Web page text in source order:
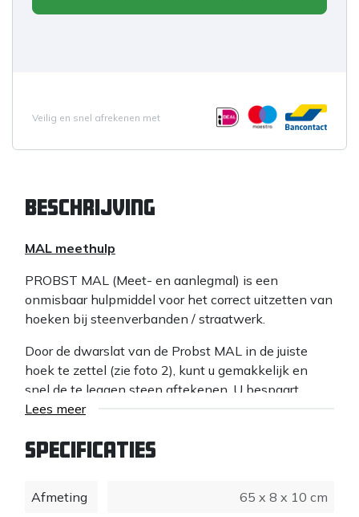
Veilig en snel afrekenen met
Beschrijving
MAL meethulp
PROBST MAL (Meet- en aanlegmal) is een
onmisbaar hulpmiddel voor het correct uitzetten van
hoeken bij steenverbanden / straatwerk.
Door de dwarslat van de Probst MAL in de juiste
hoek te zettel (zie foto 2), kunt u gemakkelijk en
snel de te leggen steen aftekenen. U bespaart
hierdoor veel tijd en legt het werk netjes strak in
Lees meer
Specificaties
Afmeting
65 x 8 x 10 cm